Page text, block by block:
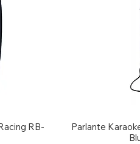
RB-
Parlante